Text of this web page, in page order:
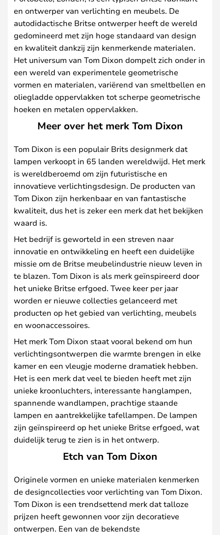
en ontwerper van verlichting en meubels. De
autodidactische Britse ontwerper heeft de wereld
gedomineerd met zijn hoge standaard van design
en kwaliteit dankzij zijn kenmerkende materialen.
Het universum van Tom Dixon dompelt zich onder in
een wereld van experimentele geometrische
vormen en materialen, variërend van smeltbellen en
oliegladde oppervlakken tot scherpe geometrische
hoeken en metalen oppervlakken.
Meer over het merk Tom Dixon
Tom Dixon is een populair Brits designmerk dat
lampen verkoopt in 65 landen wereldwijd. Het merk
is wereldberoemd om zijn futuristische en
innovatieve verlichtingsdesign. De producten van
Tom Dixon zijn herkenbaar en van fantastische
kwaliteit, dus het is zeker een merk dat het bekijken
waard is.
Het bedrijf is geworteld in een streven naar
innovatie en ontwikkeling en heeft een duidelijke
missie om de Britse meubelindustrie nieuw leven in
te blazen. Tom Dixon is als merk geïnspireerd door
het unieke Britse erfgoed. Twee keer per jaar
worden er nieuwe collecties gelanceerd met
producten op het gebied van verlichting, meubels
en woonaccessoires.
Het merk Tom Dixon staat vooral bekend om hun
verlichtingsontwerpen die warmte brengen in elke
kamer en een vleugje moderne dramatiek hebben.
Het is een merk dat veel te bieden heeft met zijn
unieke kroonluchters, interessante hanglampen,
spannende wandlampen, prachtige staande
lampen en aantrekkelijke tafellampen. De lampen
zijn geïnspireerd op het unieke Britse erfgoed, wat
duidelijk terug te zien is in het ontwerp.
Etch van Tom Dixon
Originele vormen en unieke materialen kenmerken
de designcollecties voor verlichting van Tom Dixon.
Tom Dixon is een trendsettend merk dat talloze
prijzen heeft gewonnen voor zijn decoratieve
ontwerpen. Een van de bekendste